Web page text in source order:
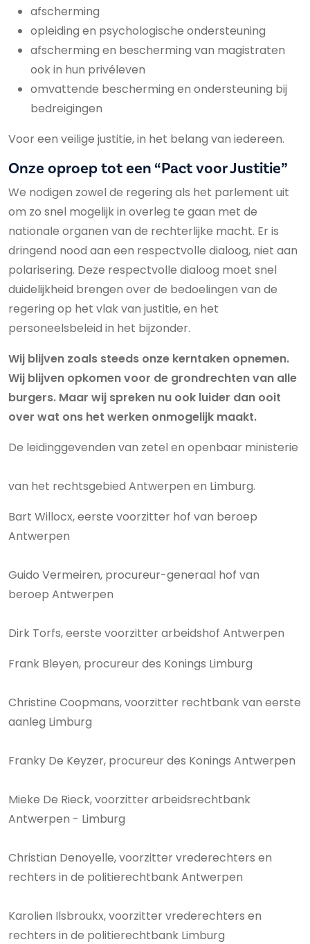
afscherming
opleiding en psychologische ondersteuning
afscherming en bescherming van magistraten
ook in hun privéleven
omvattende bescherming en ondersteuning bij
bedreigingen
Voor een veilige justitie, in het belang van iedereen.
Onze oproep tot een “Pact voor Justitie”
We nodigen zowel de regering als het parlement uit
om zo snel mogelijk in overleg te gaan met de
nationale organen van de rechterlijke macht. Er is
dringend nood aan een respectvolle dialoog, niet aan
polarisering. Deze respectvolle dialoog moet snel
duidelijkheid brengen over de bedoelingen van de
regering op het vlak van justitie, en het
personeelsbeleid in het bijzonder.
Wij blijven zoals steeds onze kerntaken opnemen.
Wij blijven opkomen voor de grondrechten van alle
burgers. Maar wij spreken nu ook luider dan ooit
over wat ons het werken onmogelijk maakt.
De leidinggevenden van zetel en openbaar ministerie
van het rechtsgebied Antwerpen en Limburg.
Bart Willocx, eerste voorzitter hof van beroep
Antwerpen
Guido Vermeiren, procureur-generaal hof van
beroep Antwerpen
Dirk Torfs, eerste voorzitter arbeidshof Antwerpen
Frank Bleyen, procureur des Konings Limburg
Christine Coopmans, voorzitter rechtbank van eerste
aanleg Limburg
Franky De Keyzer, procureur des Konings Antwerpen
Mieke De Rieck, voorzitter arbeidsrechtbank
Antwerpen - Limburg
Christian Denoyelle, voorzitter vrederechters en
rechters in de politierechtbank Antwerpen
Karolien Ilsbroukx, voorzitter vrederechters en
rechters in de politierechtbank Limburg